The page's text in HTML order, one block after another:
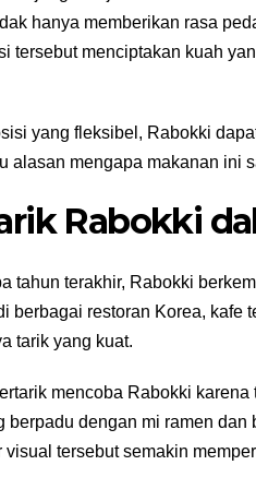
hanya memberikan rasa
tersebut menciptakan kuah
yang fleksibel, Rabokki
alasan mengapa makanan ini
Rabokki
tahun terakhir, Rabokki
berbagai restoran Korea, kafe
tarik yang kuat.
mencoba Rabokki
berpadu dengan mi ramen
visual tersebut semakin